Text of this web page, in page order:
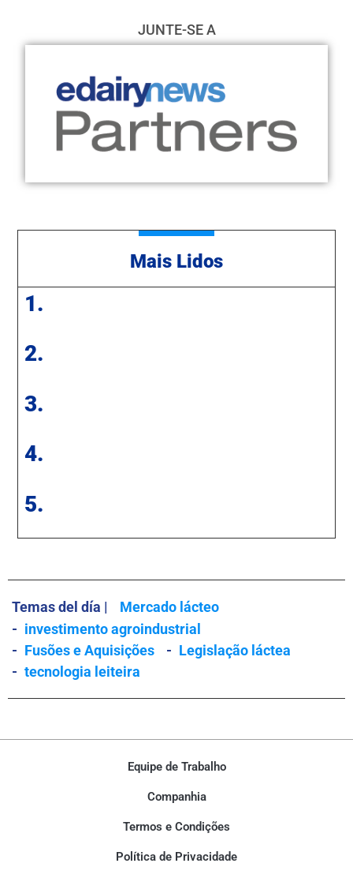
JUNTE-SE A
Mais Lidos
1.
2.
3.
4.
5.
Temas del día |
Mercado lácteo
- investimento agroindustrial
- Fusões e Aquisições - Legislação láctea
- tecnologia leiteira
Equipe de Trabalho
Companhia
Termos e Condições
Política de Privacidade